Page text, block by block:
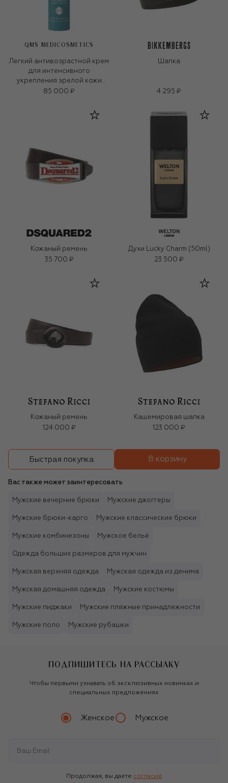
QMS MEDICOSMETICS
Легкий антивозрастной крем
для интенсивного
укрепления зрелой кожи
«3D-коллаген» (50ml)
85 000 ₽
Шапка
4 295 ₽
Кожаный ремень
35 700 ₽
Духи Lucky Charm (50ml)
23 500 ₽
Кожаный ремень
124 000 ₽
Кашемировая шапка
123 000 ₽
Быстрая покупка В корзину
Вас также может заинтересовать
Мужские вечерние брюки Мужские джоггеры
Мужские брюки-карго Мужские классические брюки
Мужские комбинезоны Мужское бельё
Одежда больших размеров для мужчин
Мужская верхняя одежда Мужская одежда из денима
Мужская домашняя одежда Мужские костюмы
Мужские пиджаки Мужские пляжные принадлежности
Мужские поло Мужские рубашки
ПОДПИШИТЕСЬ НА РАССЫЛКУ
Чтобы первыми узнавать об эксклюзивных новинках и
специальных предложениях
Женское Мужское
Продолжая, вы даете согласие